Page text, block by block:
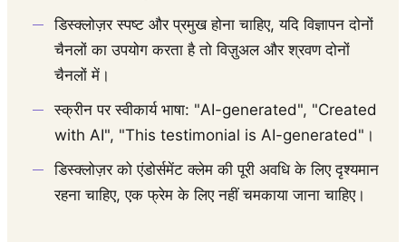
डिस्क्लोज़र स्पष्ट और प्रमुख होना चाहिए, यदि विज्ञापन दोनों
चैनलों का उपयोग करता है तो विज़ुअल और श्रवण दोनों
चैनलों में।
स्क्रीन पर स्वीकार्य भाषा: "AI-generated", "Created
with AI", "This testimonial is AI-generated"।
डिस्क्लोज़र को एंडोर्समेंट क्लेम की पूरी अवधि के लिए दृश्यमान
रहना चाहिए, एक फ्रेम के लिए नहीं चमकाया जाना चाहिए।